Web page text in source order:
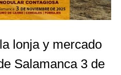
lonja y mercado
Salamanca 3 de